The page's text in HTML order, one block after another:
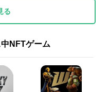
る
NFTゲーム